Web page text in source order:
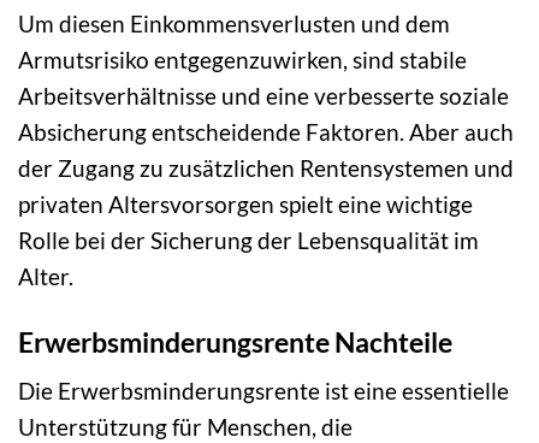
Um diesen Einkommensverlusten und dem
Armutsrisiko entgegenzuwirken, sind stabile
Arbeitsverhältnisse und eine verbesserte soziale
Absicherung entscheidende Faktoren. Aber auch
der Zugang zu zusätzlichen Rentensystemen und
privaten Altersvorsorgen spielt eine wichtige
Rolle bei der Sicherung der Lebensqualität im
Alter.
Erwerbsminderungsrente Nachteile
Die Erwerbsminderungsrente ist eine essentielle
Unterstützung für Menschen, die